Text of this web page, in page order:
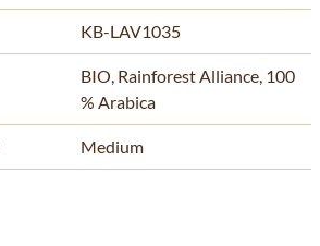
KB-LAV1035
BIO, Rainforest Alliance, 100
% Arabica
Medium